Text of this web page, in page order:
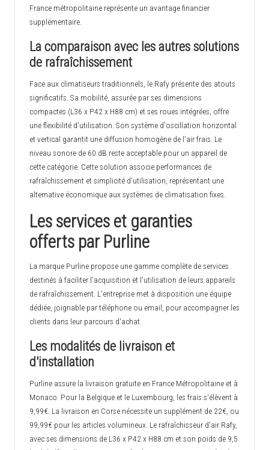
France métropolitaine représente un avantage financier
supplémentaire.
La comparaison avec les autres solutions
de rafraîchissement
Face aux climatiseurs traditionnels, le Rafy présente des atouts
significatifs. Sa mobilité, assurée par ses dimensions
compactes (L36 x P42 x H88 cm) et ses roues intégrées, offre
une flexibilité d'utilisation. Son système d'oscillation horizontal
et vertical garantit une diffusion homogène de l'air frais. Le
niveau sonore de 60 dB reste acceptable pour un appareil de
cette catégorie. Cette solution associe performances de
rafraîchissement et simplicité d'utilisation, représentant une
alternative économique aux systèmes de climatisation fixes.
Les services et garanties
offerts par Purline
La marque Purline propose une gamme complète de services
destinés à faciliter l'acquisition et l'utilisation de leurs appareils
de rafraîchissement. L'entreprise met à disposition une équipe
dédiée, joignable par téléphone ou email, pour accompagner les
clients dans leur parcours d'achat.
Les modalités de livraison et
d'installation
Purline assure la livraison gratuite en France Métropolitaine et à
Monaco. Pour la Belgique et le Luxembourg, les frais s'élèvent à
9,99€. La livraison en Corse nécessite un supplément de 22€, ou
99,99€ pour les articles volumineux. Le rafraîchisseur d'air Rafy,
avec ses dimensions de L36 x P42 x H88 cm et son poids de 9,5